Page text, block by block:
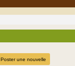
Poster une nouvelle